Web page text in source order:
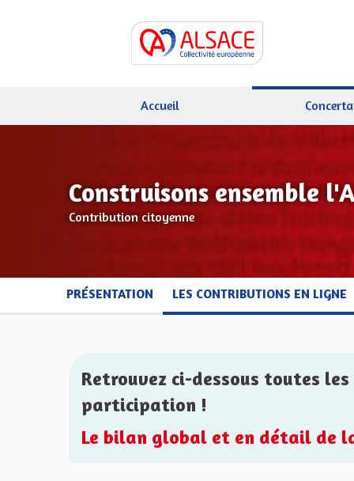
Accueil
Construisons ensemble
Contribution citoyenne
PRÉSENTATION LES CONTRIBUTIONS EN LIGNE
Retrouvez ci-dessous toutes
participation !
Le bilan global et en détail de